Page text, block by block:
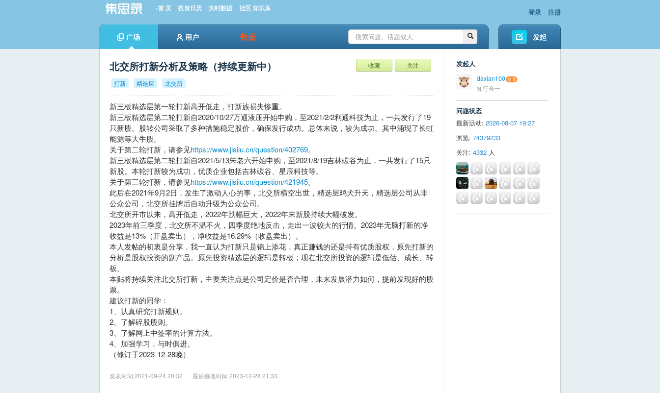
»首 页 投资日历 实时数据 社区-知识库 登录 注册
广场 用户 数据 发起
北交所打新分析及策略（持续更新中） 收藏 关注
打新 精选层 北交所
新三板精选层第一轮打新高开低走，打新族损失惨重。
新三板精选层第二轮打新自2020/10/27万通液压开始申购，至2021/2/2利通科技为止，一共发行了19
只新股。股转公司采取了多种措施稳定股价，确保发行成功。总体来说，较为成功。其中涌现了长虹
能源等大牛股。
关于第二轮打新，请参见https://www.jisilu.cn/question/402769。
新三板精选层第二轮打新自2021/5/13朱老六开始申购，至2021/8/19吉林碳谷为止，一共发行了15只
新股。本轮打新较为成功，优质企业包括吉林碳谷、星辰科技等。
关于第三轮打新，请参见https://www.jisilu.cn/question/421945。
此后在2021年9月2日，发生了激动人心的事，北交所横空出世，精选层鸡犬升天，精选层公司从非
公众公司，北交所挂牌后自动升级为公众公司。
北交所开市以来，高开低走，2022年跌幅巨大，2022年末新股持续大幅破发。
2023年前三季度，北交所不温不火，四季度绝地反击，走出一波较大的行情。2023年无脑打新的净
收益是13%（开盘卖出），净收益是16.29%（收盘卖出）。
本人发帖的初衷是分享，我一直认为打新只是锦上添花，真正赚钱的还是持有优质股权，原先打新的
分析是股权投资的副产品。原先投资精选层的逻辑是转板；现在北交所投资的逻辑是低估、成长、转
板。
本贴将持续关注北交所打新，主要关注点是公司定价是否合理，未来发展潜力如何，提前发现好的股
票。
建议打新的同学：
1、认真研究打新规则。
2、了解碎股股则。
3、了解网上中签率的计算方法。
4、加强学习，与时俱进。
（修订于2023-12-28晚）
发表时间 2021-09-24 20:32 最后修改时间 2023-12-28 21:33
发起人
daxian100
知行合一
问题状态
最新活动: 2026-08-07 19:27
浏览: 74379233
关注: 4332 人